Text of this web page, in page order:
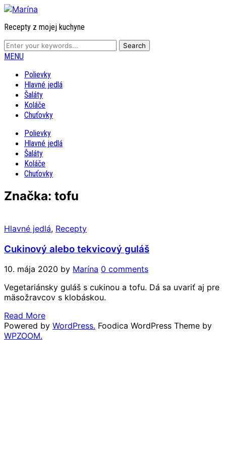
Recepty z mojej kuchyne
MENU
Polievky
Hlavné jedlá
Šaláty
Koláče
Chuťovky
Polievky
Hlavné jedlá
Šaláty
Koláče
Chuťovky
Značka: tofu
Hlavné jedlá, Recepty
Cukinový alebo tekvicový guláš
10. mája 2020 by Marína 0 comments
Vegetariánsky guláš s cukinou a tofu. Dá sa uvariť aj pre
mäsožravcov s klobáskou.
Read More
Powered by WordPress. Foodica WordPress Theme by
WPZOOM.